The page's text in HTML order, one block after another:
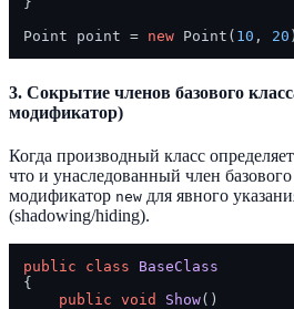
Point point = new Point( 10 , 20
3. Сокрытие членов базового
модификатор)
Когда производный класс
что и унаследованный член базового
модификатор new для явного
(shadowing/hiding).
public class
BaseClass
{
public void Show()